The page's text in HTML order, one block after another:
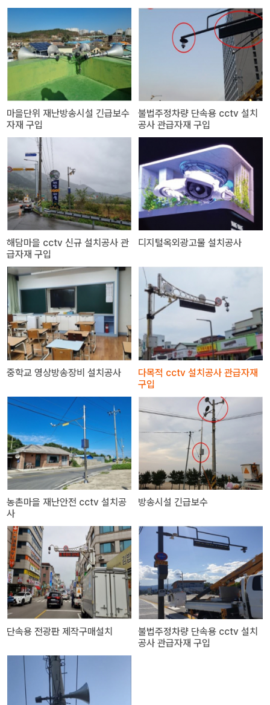
마을단위 재난방송시설 긴급보수
자재 구입
불법주정차량 단속용 cctv 설치
공사 관급자재 구입
해담마을 cctv 신규 설치공사 관
급자재 구입
디지털옥외광고물 설치공사
중학교 영상방송장비 설치공사
다목적 cctv 설치공사 관급자재
구입
농촌마을 재난안전 cctv 설치공
사
방송시설 긴급보수
단속용 전광판 제작구매설치
불법주정차량 단속용 cctv 설치
공사 관급자재 구입